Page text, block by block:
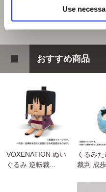
Use
おすすめ商品
VOXENATION ぬい
ぐるみ 逆転裁...
くるみ
裁判 成歩